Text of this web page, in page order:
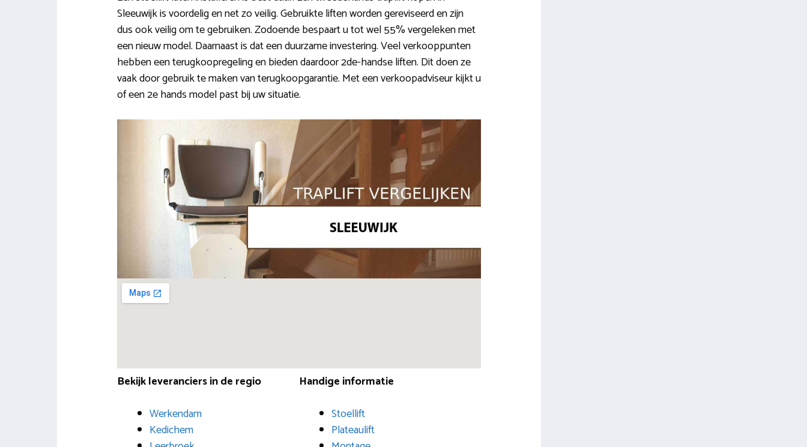
Sleeuwijk is voordelig en net zo veilig. Gebruikte liften worden gereviseerd en zijn
dus ook veilig om te gebruiken. Zodoende bespaart u tot wel 55% vergeleken met
een nieuw model. Daarnaast is dat een duurzame investering. Veel verkooppunten
hebben een terugkoopregeling en bieden daardoor 2de-handse liften. Dit doen ze
vaak door gebruik te maken van terugkoopgarantie. Met een verkoopadviseur kijkt u
of een 2e hands model past bij uw situatie.
Bekijk leveranciers in de regio
Werkendam
Kedichem
Handige informatie
Stoellift
Plateaulift